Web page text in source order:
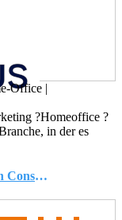
Office |
?Homeoffice ?
in der es
Praktikum / Masterarbeit im Bereich Consulting - Logistik & Supply Chain Management (d/w/m)